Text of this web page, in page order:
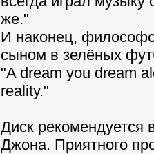
же."
И наконец,
сыном в зелёных
"A dream you dream
reality."
Диск
Джона. Приятного